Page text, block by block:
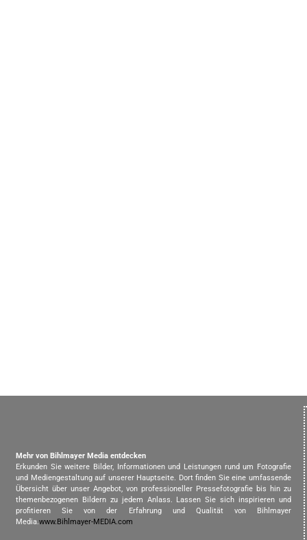
Mehr von Bihlmayer Media entdecken
Erkunden Sie weitere Bilder, Informationen und Leistungen rund um Fotografie
und Mediengestaltung auf unserer Hauptseite. Dort finden Sie eine umfassende
Übersicht über unser Angebot, von professioneller Pressefotografie bis hin zu
themenbezogenen Bildern zu jedem Anlass. Lassen Sie sich inspirieren und
profitieren Sie von der Erfahrung und Qualität von Bihlmayer
Media.www.Bihlmayer-MEDIA.com